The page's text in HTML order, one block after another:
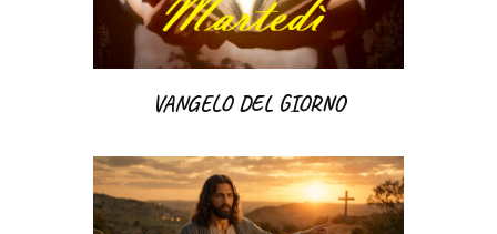
VANGELO DEL GIORNO